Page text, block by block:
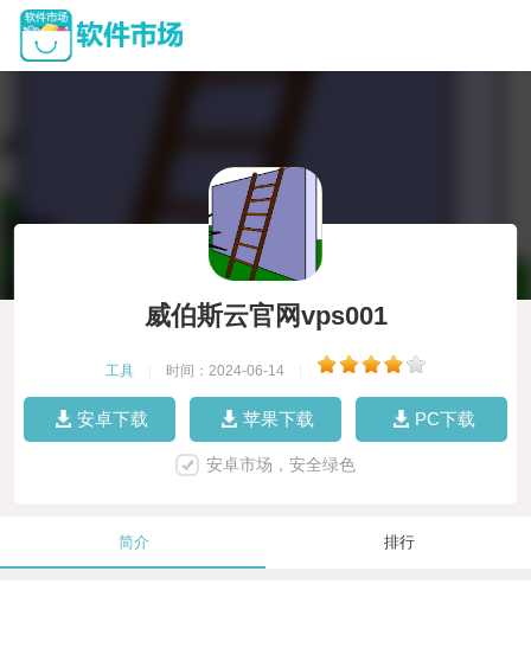
威伯斯云官网vps001
工具 时间：2024-06-14
安卓下载 苹果下载 PC下载
安卓市场，安全绿色
简介 排行